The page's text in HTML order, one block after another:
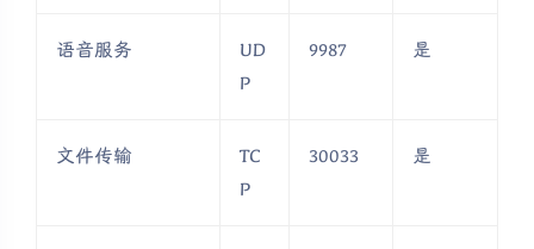
语音服务
UD
P
9987 是
文件传输
TC
P
30033 是